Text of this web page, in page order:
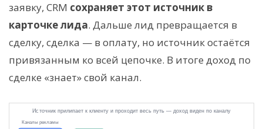
заявку, CRM сохраняет этот источник в
карточке лида. Дальше лид превращается в
сделку, сделка — в оплату, но источник остаётся
привязанным ко всей цепочке. В итоге доход по
сделке «знает» свой канал.